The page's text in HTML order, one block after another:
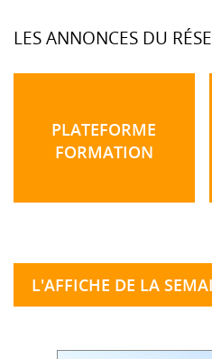
LES ANNONCES DU
PLATEFORME
FORMATION
L'AFFICHE DE LA